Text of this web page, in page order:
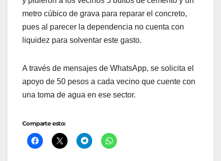
metro cúbico de grava para reparar el concreto,
pues al parecer la dependencia no cuenta con
liquidez para solventar este gasto.
A través de mensajes de WhatsApp, se solicita el
apoyo de 50 pesos a cada vecino que cuente con
una toma de agua en ese sector.
Comparte esto: